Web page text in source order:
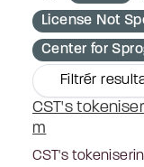
License Not
Center for
Filtrér
CST's
m
CST's